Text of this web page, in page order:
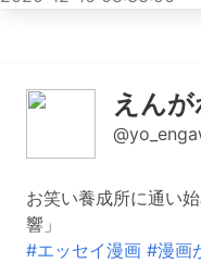
えんが
お笑い養成所に通い
響」
#エッセイ漫画 #漫画